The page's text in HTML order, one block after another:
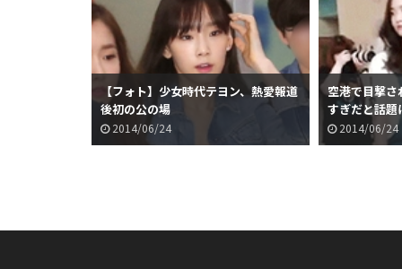
【フォト】少女時代テヨン、熱愛報道
後初の公の場
2014/06/24
空港で目撃
すぎだと話題
2014/06/24